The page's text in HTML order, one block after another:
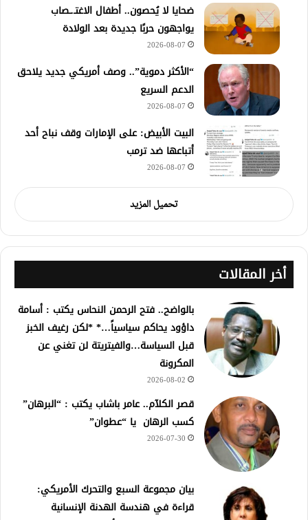
ضحايا لا يُحصون.. أطفال الاغتـ.ـصاب
يواجهون حربًا جديدة بعد الولادة
2026-08-07
“الأكثر دموية”.. وصف أمريكي جديد يلاحق
الدعم السريع
2026-08-07
‏البيت الأبيض: على ⁧‫الإمارات‬⁩ وقف نباح أحد
أتباعها ضد ترمب
2026-08-07
تحميل المزيد
أخر المقالات
بالواضح.. فتح الرحمن النحاس يكتب : أسامة
داؤود يحاكم سياسياً…* *لكن رغيف الخبز
قبل السياسة…والفيتريتة لن تغني عن
المكرونة
2026-08-02
قصر الكلآم.. عامر باشاب يكتب : “البرهان”
كسب الرهان يا “عطوان”
2026-07-30
بيان مجموعة السبع والتحرك الأمريكي:
قراءة في هندسة الهدنة الإنسانية